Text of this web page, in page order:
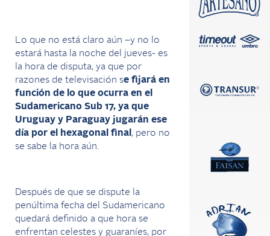
Lo que no está claro aún –y no lo
estará hasta la noche del jueves- es
la hora de disputa, ya que por
razones de televisación se fijará en
función de lo que ocurra en el
Sudamericano Sub 17, ya que
Uruguay y Paraguay jugarán ese
día por el hexagonal final , pero no
se sabe la hora aún.
Después de que se dispute la
penúltima fecha del Sudamericano
quedará definido a que hora se
enfrentan celestes y guaraníes, por